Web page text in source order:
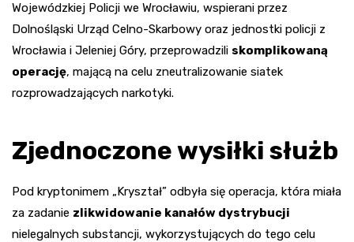
Wojewódzkiej Policji we Wrocławiu, wspierani przez
Dolnośląski Urząd Celno-Skarbowy oraz jednostki policji z
Wrocławia i Jeleniej Góry, przeprowadzili skomplikowaną
operację, mającą na celu zneutralizowanie siatek
rozprowadzających narkotyki.
Zjednoczone wysiłki służb
Pod kryptonimem „Kryształ” odbyła się operacja, która miała
za zadanie zlikwidowanie kanałów dystrybucji
nielegalnych substancji, wykorzystujących do tego celu